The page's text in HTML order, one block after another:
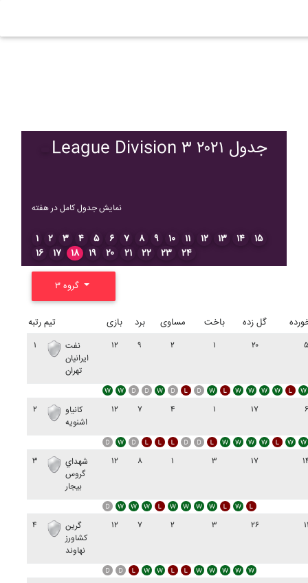
League Division ۳ ۲۰۲۱ جدول
نمایش جدول کامل در هفته
۱ ۲ ۳ ۴ ۵ ۶ ۷ ۸ ۹ ۱۰ ۱۱ ۱۲ ۱۳ ۱۴
۱۵
۱۶
۱۷ ۱۸ ۱۹ ۲۰ ۲۱ ۲۲ ۲۳ ۲۴
رتبه تیم بازی برد مساوی باخت گل زده
۱
نفت
ايرانيان
تهران
۱۲ ۹ ۲ ۱ ۲۰ ۵
۲
کانياو
اشنويه
۱۲ ۷ ۴ ۱ ۱۷ ۶
۳
شهداي
گروس
بيجار
۱۲ ۸ ۱ ۳ ۱۷
۴
گرين
کشاورز
نهاوند
۱۲ ۷ ۲ ۳ ۲۶